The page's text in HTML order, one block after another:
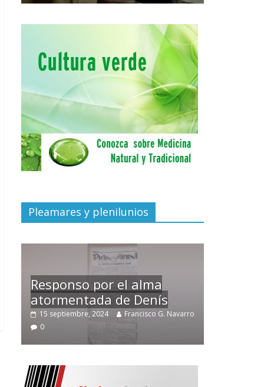
Pleamares y plenilunios
Temprano oficio de lector
2 noviembre, 2024
Francisco G. Navarro
0